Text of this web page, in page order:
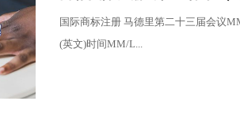
国际商标注册 马德里第二十三届会议
(英文)时间MM/L...